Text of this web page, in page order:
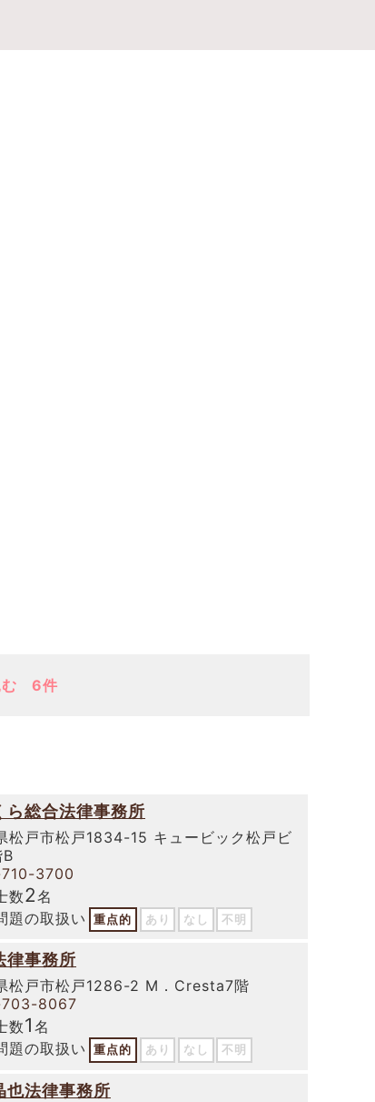
6件
ら総合法律事務所
松戸市松戸1834-15 キュービック松戸ビ
3700
数2名
題の取扱い
重点的 あり なし 不明
律事務所
松戸市松戸1286-2 M．Cresta7階
8067
数1 名
題の取扱い
重点的 あり なし 不明
也法律事務所